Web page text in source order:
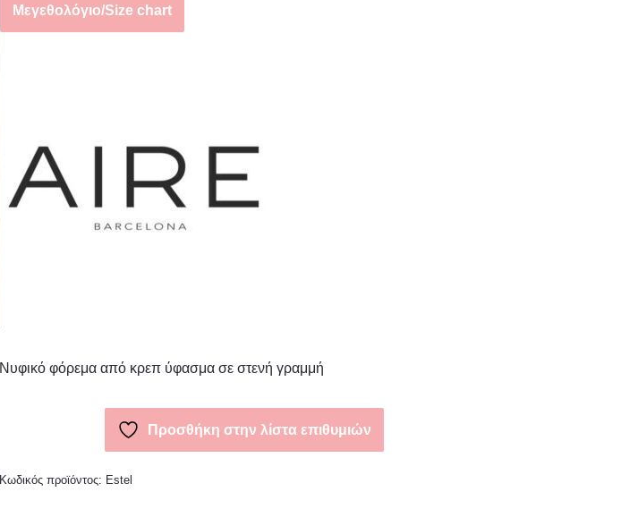
Μεγεθολόγιο/Size chart
Νυφικό φόρεμα από κρεπ ύφασμα σε στενή γραμμή
Προσθήκη στην λίστα επιθυμιών
Κωδικός προϊόντος: Estel